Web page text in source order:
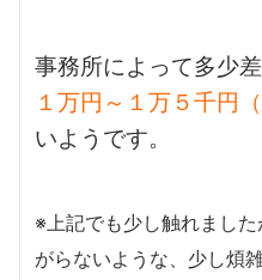
事務所によって多少
１万円～１万５千円（
いようです。
※上記でも少し触れまし
がらないような、少し煩